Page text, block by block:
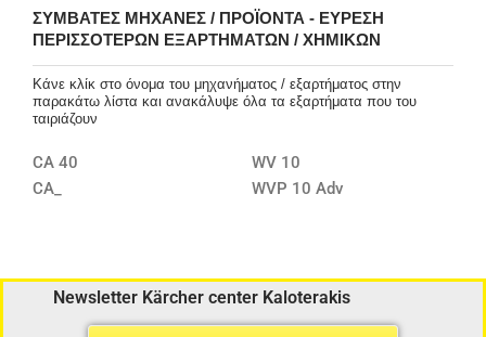
ΣΥΜΒΑΤΈΣ ΜΗΧΑΝΈΣ / ΠΡΟΪΌΝΤΑ - ΕΎΡΕΣΗ
ΠΕΡΙΣΣΌΤΕΡΩΝ ΕΞΑΡΤΗΜΆΤΩΝ / ΧΗΜΙΚΏΝ
Κάνε κλίκ στο όνομα του μηχανήματος / εξαρτήματος στην
παρακάτω λίστα και ανακάλυψε όλα τα εξαρτήματα που του
ταιριάζουν
CA 40
CA_
WV 10
WVP 10 Adv
Newsletter Kärcher center Kaloterakis